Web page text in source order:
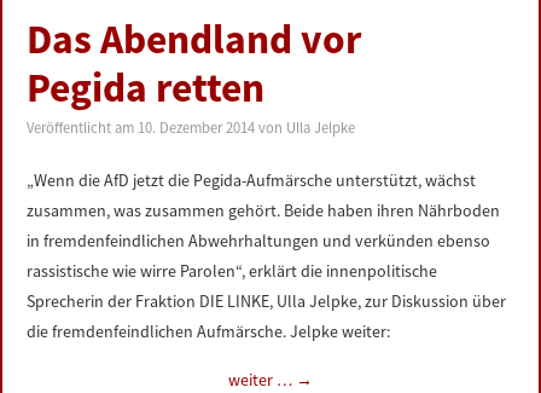
Das Abendland vor
Pegida retten
Veröffentlicht am 10. Dezember 2014 von Ulla Jelpke
„Wenn die AfD jetzt die Pegida-Aufmärsche unterstützt, wächst
zusammen, was zusammen gehört. Beide haben ihren Nährboden
in fremdenfeindlichen Abwehrhaltungen und verkünden ebenso
rassistische wie wirre Parolen“, erklärt die innenpolitische
Sprecherin der Fraktion DIE LINKE, Ulla Jelpke, zur Diskussion über
die fremdenfeindlichen Aufmärsche. Jelpke weiter:
weiter … →